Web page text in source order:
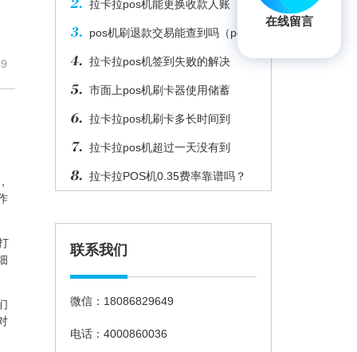
拉卡拉pos机能更换收款人账
pos机刷退款交易能查到吗（pos
拉卡拉pos机签到失败的解决
市面上pos机刷卡器使用储蓄
拉卡拉pos机刷卡多长时间到
拉卡拉pos机超过一天没有到
拉卡拉POS机0.35费率靠谱吗？
联系我们
微信：18086829649
电话：4000860036
在线留言